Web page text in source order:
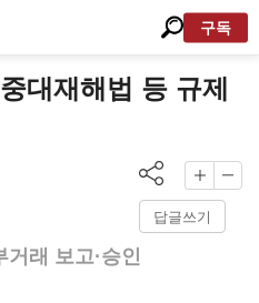
구독
대재해법 등 규제
답글쓰기
거래 보고·승인